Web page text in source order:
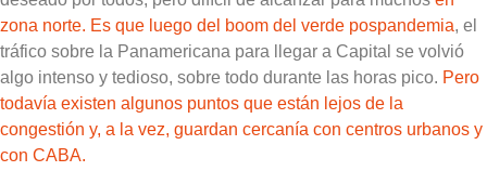
zona norte. Es que luego del boom del verde pospandemia, el
tráfico sobre la Panamericana para llegar a Capital se volvió
algo intenso y tedioso, sobre todo durante las horas pico. Pero
todavía existen algunos puntos que están lejos de la
congestión y, a la vez, guardan cercanía con centros urbanos y
con CABA.